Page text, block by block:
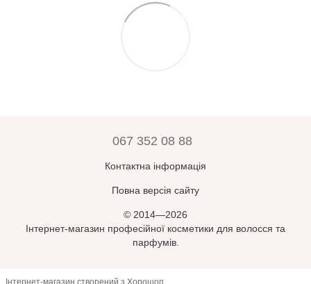
067 352 08 88
Контактна інформація
Повна версія сайту
© 2014—2026
Інтернет-магазин професійної косметики для волосся та
парфумів.
Інтернет-магазин створений з Хорошоп